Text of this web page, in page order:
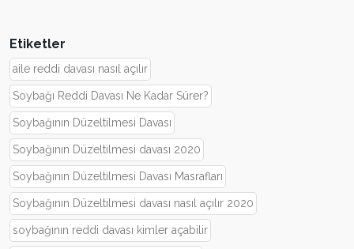
Etiketler
aile reddi davası nasıl açılır
Soybağı Reddi Davası Ne Kadar Sürer?
Soybağının Düzeltilmesi Davası
Soybağının Düzeltilmesi davası 2020
Soybağının Düzeltilmesi Davası Masrafları
Soybağının Düzeltilmesi davası nasıl açılır 2020
soybağının reddi davası kimler açabilir